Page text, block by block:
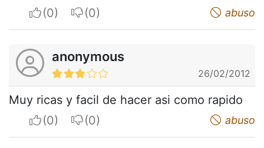
I apreciateI do not appreciate abuso
anonymous
26/02/2012
Muy ricas y facil de hacer asi como rapido
I apreciateI do not appreciate abuso